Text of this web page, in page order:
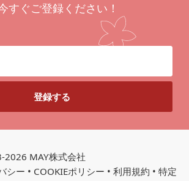
すぐご登録ください！
MAY株式会社
シー • COOKIEポリシー • 利用規約 • 特定